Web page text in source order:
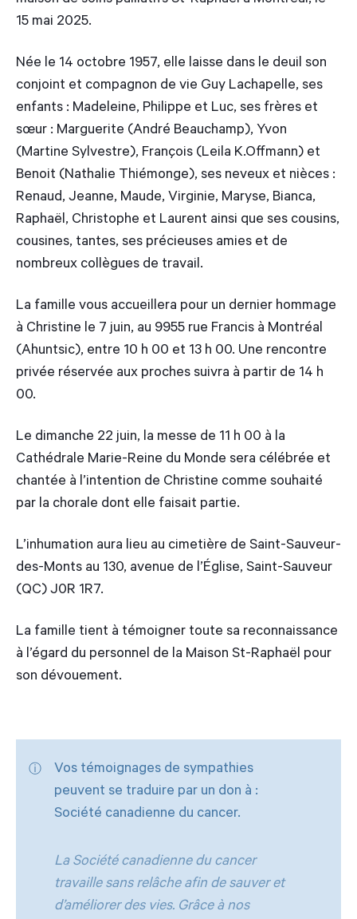
15 mai 2025.
Née le 14 octobre 1957, elle laisse dans le deuil son
conjoint et compagnon de vie Guy Lachapelle, ses
enfants : Madeleine, Philippe et Luc, ses frères et
sœur : Marguerite (André Beauchamp), Yvon
(Martine Sylvestre), François (Leila K.Offmann) et
Benoit (Nathalie Thiémonge), ses neveux et nièces :
Renaud, Jeanne, Maude, Virginie, Maryse, Bianca,
Raphaël, Christophe et Laurent ainsi que ses cousins,
cousines, tantes, ses précieuses amies et de
nombreux collègues de travail.
La famille vous accueillera pour un dernier hommage
à Christine le 7 juin, au 9955 rue Francis à Montréal
(Ahuntsic), entre 10 h 00 et 13 h 00. Une rencontre
privée réservée aux proches suivra à partir de 14 h
00.
Le dimanche 22 juin, la messe de 11 h 00 à la
Cathédrale Marie-Reine du Monde sera célébrée et
chantée à l’intention de Christine comme souhaité
par la chorale dont elle faisait partie.
L’inhumation aura lieu au cimetière de Saint-Sauveur-
des-Monts au 130, avenue de l’Église, Saint-Sauveur
(QC) J0R 1R7.
La famille tient à témoigner toute sa reconnaissance
à l’égard du personnel de la Maison St-Raphaël pour
son dévouement.
Vos témoignages de sympathies
peuvent se traduire par un don à :
Société canadienne du cancer.
La Société canadienne du cancer
travaille sans relâche afin de sauver et
d’améliorer des vies. Grâce à nos